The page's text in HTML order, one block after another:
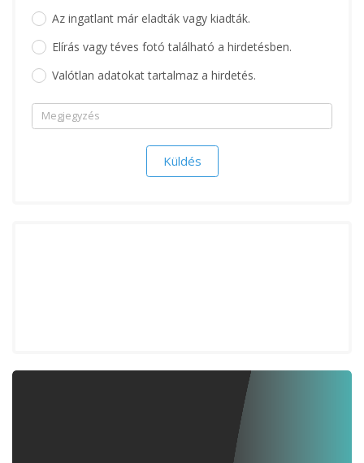
Az ingatlant már eladták vagy kiadták.
Elírás vagy téves fotó található a hirdetésben.
Valótlan adatokat tartalmaz a hirdetés.